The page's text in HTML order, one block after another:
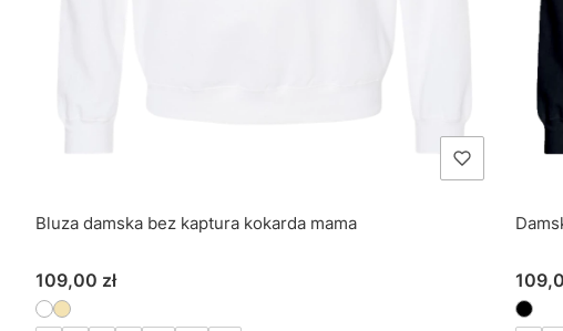
Bluza damska bez kaptura kokarda mama
Cena
109,00 zł Cena